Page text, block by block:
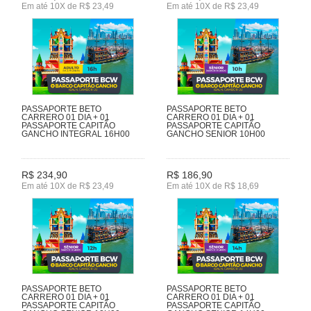
Em até 10X de R$ 23,49 Em até 10X de R$ 23,49
PASSAPORTE BETO
CARRERO 01 DIA + 01
PASSAPORTE CAPITÃO
GANCHO INTEGRAL 16H00
R$ 234,90
Em até 10X de R$ 23,49
PASSAPORTE BETO
CARRERO 01 DIA + 01
PASSAPORTE CAPITÃO
GANCHO SENIOR 10H00
R$ 186,90
Em até 10X de R$ 18,69
PASSAPORTE BETO
CARRERO 01 DIA + 01
PASSAPORTE CAPITÃO
PASSAPORTE BETO
CARRERO 01 DIA + 01
PASSAPORTE CAPITÃO